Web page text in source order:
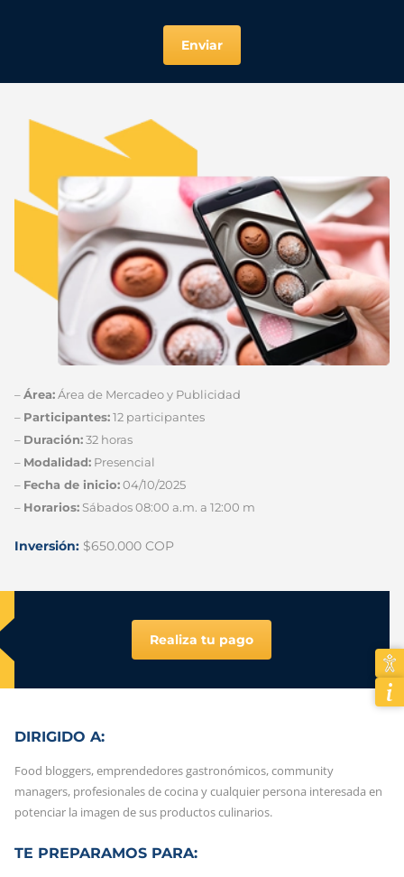
Enviar
–Área:Área de Mercadeo y Publicidad
– Participantes:12 participantes
– Duración:32 horas
– Modalidad: Presencial
– Fecha de inicio:04/10/2025
– Horarios: Sábados 08:00 a.m. a 12:00 m
Inversión: $650.000 COP
Realiza tu pago
DIRIGIDO A:
Food bloggers, emprendedores gastronómicos, community
managers, profesionales de cocina y cualquier persona interesada en
potenciar la imagen de sus productos culinarios.
TE PREPARAMOS PARA: